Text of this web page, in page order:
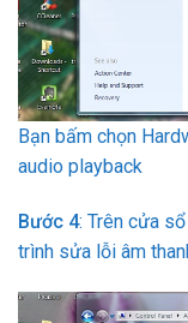
Bạn bấm chọn
audio playback
Bước 4: Trên cửa
trình sửa lỗi âm